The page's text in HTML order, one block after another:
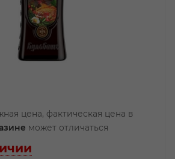
цена, фактическая цена в
может отличаться